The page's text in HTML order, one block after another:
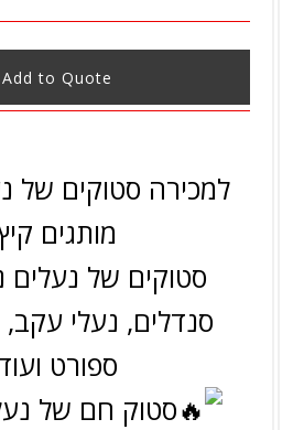
Add to Quote
למכירה סטוקים של
מותגים
סטוקים של נעלים
סנדלים, נעלי עקב,
ספורט
סטוק חם של